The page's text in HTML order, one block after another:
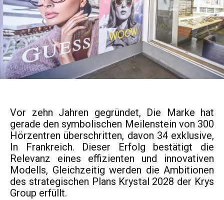
Vor zehn Jahren gegründet, Die Marke hat
gerade den symbolischen Meilenstein von 300
Hörzentren überschritten, davon 34 exklusive,
In Frankreich. Dieser Erfolg bestätigt die
Relevanz eines effizienten und innovativen
Modells, Gleichzeitig werden die Ambitionen
des strategischen Plans Krystal 2028 der Krys
Group erfüllt.